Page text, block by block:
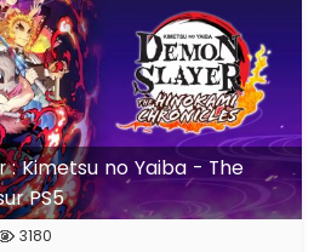
: Kimetsu no Yaiba - The
PS5
3180